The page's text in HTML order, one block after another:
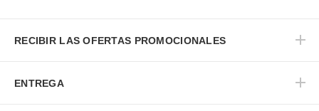
RECIBIR LAS OFERTAS PROMOCIONALES
ENTREGA